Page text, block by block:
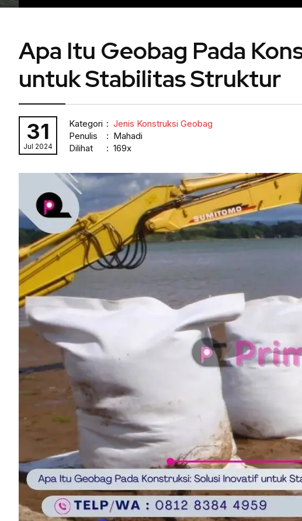
Apa Itu Geobag Pada
untuk Stabilitas Struktur
31
Jul 2024
Kategori : Jenis Konstruksi Geobag
Penulis
: Mahadi
Dilihat
: 169x